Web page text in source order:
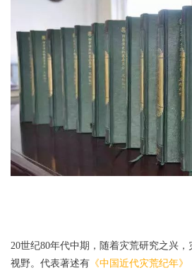
20世纪80年代中期，随着灾荒研究之兴
视野。代表著述有 《中国近代灾荒纪年